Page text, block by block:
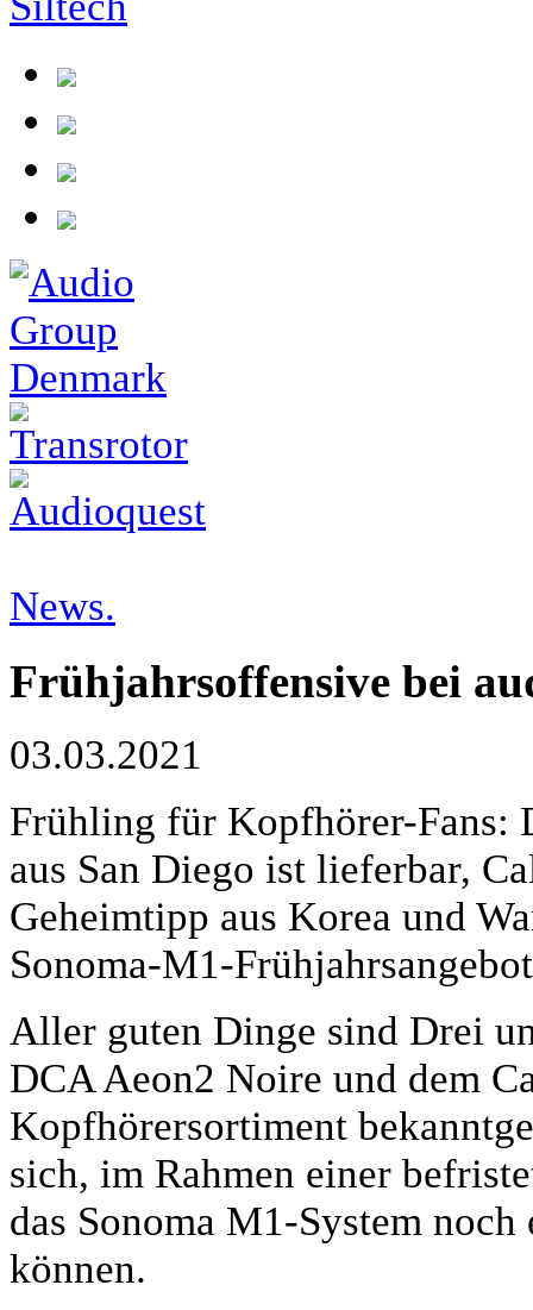
News.
Frühjahrsoffensive bei
03.03.2021
Frühling für Kopfhörer-Fans:
aus San Diego ist lieferbar,
Geheimtipp aus Korea und
Sonoma-M1-
Aller guten Dinge sind Drei
DCA Aeon2 Noire und dem
Kopfhörersortiment
sich, im Rahmen einer
das Sonoma M1-System
können.